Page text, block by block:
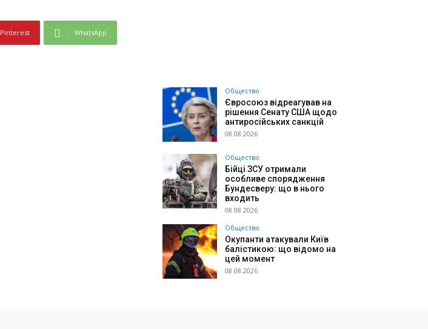
Pinterest WhatsApp
Общество
Євросоюз відреагував на
рішення Сенату США щодо
антиросійських санкцій
08.08.2026
Общество
Бійці ЗСУ отримали
особливе спорядження
Бундесверу: що в нього
входить
08.08.2026
Общество
Окупанти атакували Київ
балістикою: що відомо на
цей момент
08.08.2026